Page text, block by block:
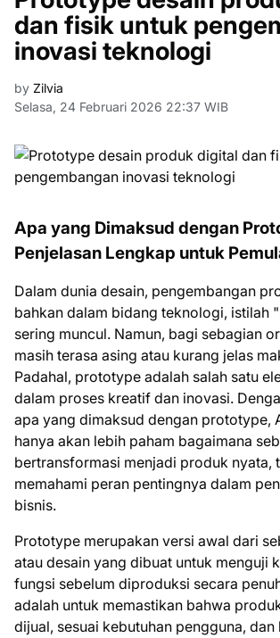
dan fisik untuk
inovasi teknologi
by Zilvia
Selasa, 24 Februari 2026 22:37 WIB
Apa yang Dimaksud dengan
Penjelasan Lengkap untuk
Dalam dunia desain, pengembangan
bahkan dalam bidang teknologi, istilah
sering muncul. Namun, bagi sebagian
masih terasa asing atau kurang jelas
Padahal, prototype adalah salah satu
dalam proses kreatif dan inovasi.
apa yang dimaksud dengan prototype,
hanya akan lebih paham bagaimana
bertransformasi menjadi produk nyata,
memahami peran pentingnya dalam
bisnis.
Prototype merupakan versi awal dari
atau desain yang dibuat untuk menguji
fungsi sebelum diproduksi secara
adalah untuk memastikan bahwa
dijual, sesuai kebutuhan pengguna, dan